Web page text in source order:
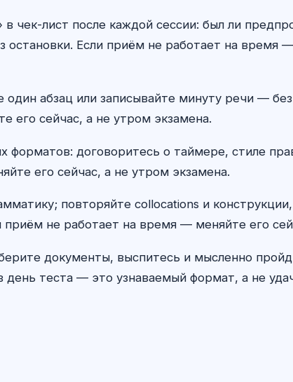
чек-лист после каждой сессии: был ли
остановки. Если приём не работает на время
абзац или записывайте минуту речи —
его сейчас, а не утром экзамена.
форматов: договоритесь о таймере, стиле
его сейчас, а не утром экзамена.
повторяйте collocations и
приём не работает на время — меняйте его
документы, выспитесь и мысленно
теста — это узнаваемый формат, а не